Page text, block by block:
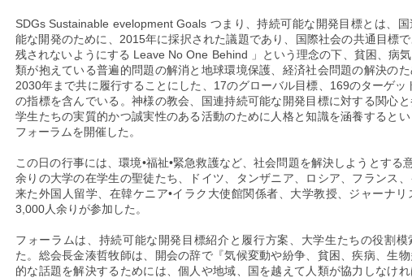
SDGs Sustainable evelopment Goals つまり、持続可能な開発目標とは、
能な開発のために、2015年に採択された議題であり、国際社会の共通目標
残されないようにする Leave No One Behind 」という理念の下、貧困、病
類が抱えている普遍的問題の解消と地球環境保護、経済社会問題の解決の
2030年まで共に履行することにした、17のグローバル目標、169のターゲッ
の指標を含んでいる。神様の教会、国連持続可能な開発目標に対する関心
学生たちの実質的かつ誠実性のある活動のために人格と知識を涵養すると
フォーラムを開催した。
この日の行事には、環境•福祉•緊急救護など、社会問題を解決しようとする
余りの大学の在学生の聖徒たち、ドイツ、タンザニア、ロシア、フランス
来た外国人留学、在韓ケニア•イラク大使館関係者、大学教授、ジャーナリ
3,000人余りが参加した。
フォーラムは、持続可能な開発目標紹介と履行方案、大学生たちの役割
た。総会長金湊哲牧師は、開会の辞で『気候変動や紛争、貧困、疾病、生
的な話題を解決するためには、個人や地域、国を越えて人類が協力しなけ